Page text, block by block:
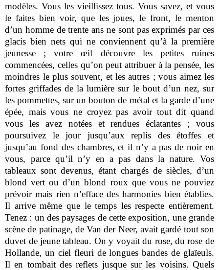
modèles. Vous les vieillissez tous. Vous savez, et vous
le faites bien voir, que les joues, le front, le menton
d’un homme de trente ans ne sont pas exprimés par ces
glacis bien nets qui ne conviennent qu’à la première
jeunesse ; votre œil découvre les petites ruines
commencées, celles qu’on peut attribuer à la pensée, les
moindres le plus souvent, et les autres ; vous aimez les
fortes griffades de la lumière sur le bout d’un nez, sur
les pommettes, sur un bouton de métal et la garde d’une
épée, mais vous ne croyez pas avoir tout dit quand
vous les avez notées et rendues éclatantes ; vous
poursuivez le jour jusqu’aux replis des étoffes et
jusqu’au fond des chambres, et il n’y a pas de noir en
vous, parce qu’il n’y en a pas dans la nature. Vos
tableaux sont devenus, étant chargés de siècles, d’un
blond vert ou d’un blond roux que vous ne pouviez
prévoir mais rien n’efface des harmonies bien établies.
Il arrive même que le temps les respecte entièrement.
Tenez : un des paysages de cette exposition, une grande
scène de patinage, de Van der Neer, avait gardé tout son
duvet de jeune tableau. On y voyait du rose, du rose de
Hollande, un ciel fleuri de longues bandes de glaïeuls.
Il en tombait des reflets jusque sur les voisins. Quels